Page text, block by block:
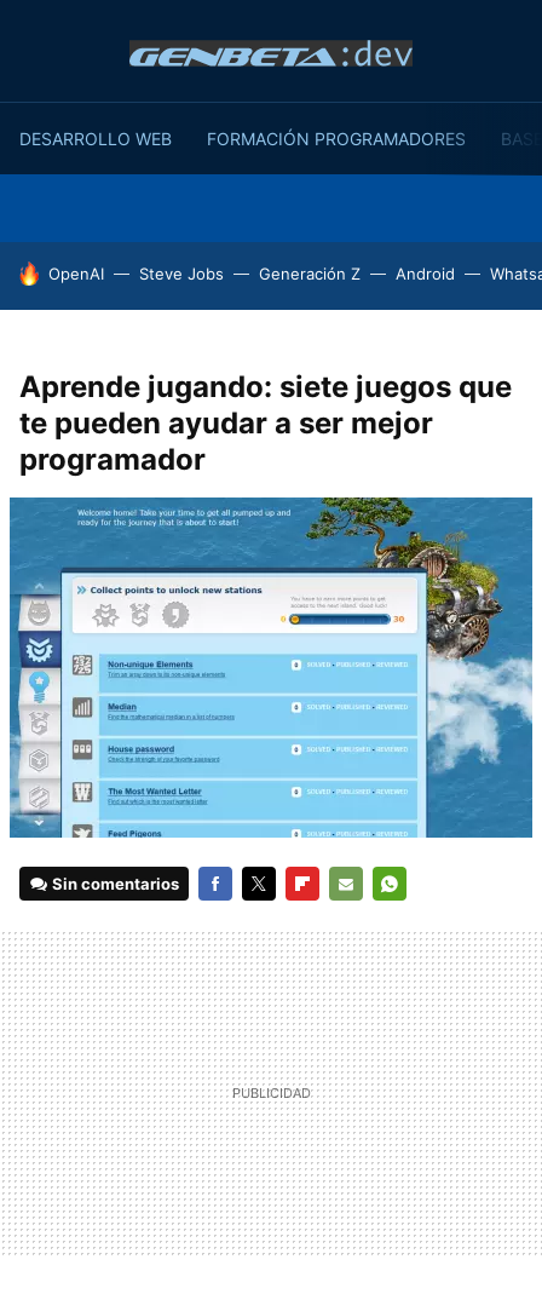
DESARROLLO WEB FORMACIÓN PROGRAMADORES
HOY SE HABLA DE
OpenAI Steve Jobs Generación Z Android
Aprende jugando: siete juegos que
te pueden ayudar a ser mejor
programador
Sin comentarios
MAIL